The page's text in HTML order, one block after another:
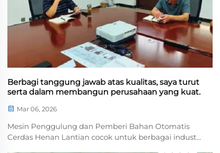
Berbagi tanggung jawab atas kualitas, saya turut
serta dalam membangun perusahaan yang kuat.
Mar 06, 2026
Mesin Penggulung dan Pemberi Bahan Otomatis
Cerdas Henan Lantian cocok untuk berbagai industri